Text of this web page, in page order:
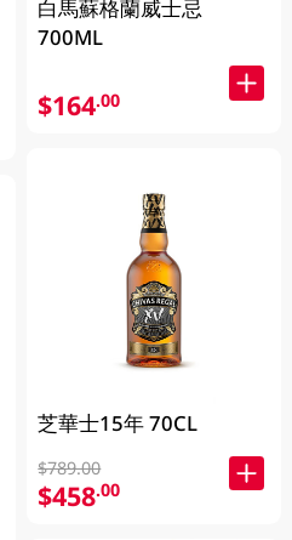
白馬蘇格蘭威士忌
700ML
$164.00
芝華士15年 70CL
$789.00
$458.00